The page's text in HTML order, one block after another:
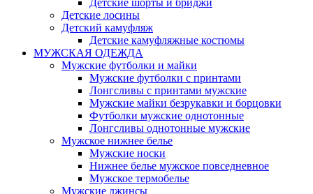
Детские шорты и бриджи
Детские лосины
Детский камуфляж
Детские камуфляжные костюмы
МУЖСКАЯ ОДЕЖДА
Мужские футболки и майки
Мужские футболки с принтами
Лонгсливы с принтами мужские
Мужские майки безрукавки и борцовки
Футболки мужские однотонные
Лонгсливы однотонные мужские
Мужское нижнее белье
Мужские носки
Нижнее белье мужское повседневное
Мужское термобелье
Мужские джинсы